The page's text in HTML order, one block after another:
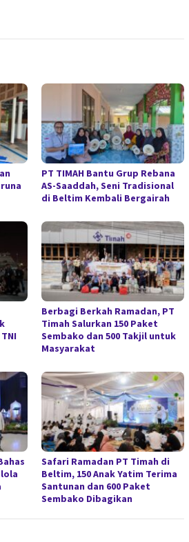
PT TIMAH Bantu Grup Rebana
AS-Saaddah, Seni Tradisional
di Beltim Kembali Bergairah
Berbagi Berkah Ramadan, PT
Timah Salurkan 150 Paket
Sembako dan 500 Takjil untuk
Masyarakat
Safari Ramadan PT Timah di
Beltim, 150 Anak Yatim Terima
Santunan dan 600 Paket
Sembako Dibagikan